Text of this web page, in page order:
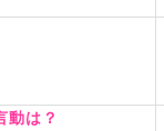
⊹ ࣪˖
動は？